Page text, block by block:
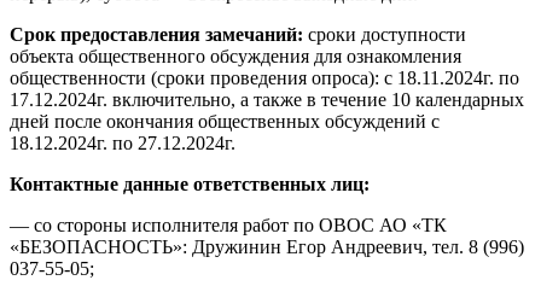
Срок предоставления замечаний: сроки доступности
объекта общественного обсуждения для ознакомления
общественности (сроки проведения опроса): с 18.11.2024г. по
17.12.2024г. включительно, а также в течение 10 календарных
дней после окончания общественных обсуждений с
18.12.2024г. по 27.12.2024г.
Контактные данные ответственных лиц:
— со стороны исполнителя работ по ОВОС АО «ТК
«БЕЗОПАСНОСТЬ»: Дружинин Егор Андреевич, тел. 8 (996)
037-55-05;